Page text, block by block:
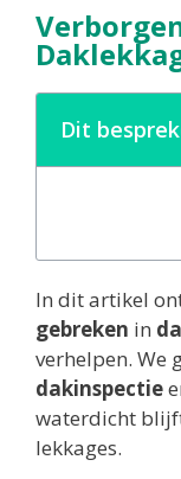
Dit
In dit artikel
gebreken in
verhelpen. We
dakinspectie
waterdicht
lekkages.